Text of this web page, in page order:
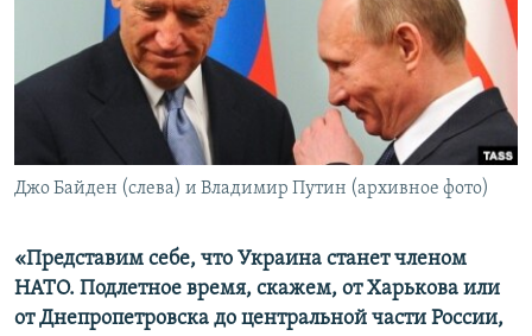
ПОБЕДИТЕЛЕЙ НЕ СУДЯТ?
КРЫМ.НЕПОКОРЕННЫЙ
УКРАИНСКАЯ ПРОБЛЕМА КРЫМА
ПРИСОЕДИНЯЙТЕСЬ!
Все сайты RFE/RL
Джо Байден (слева) и Владимир Путин (архивное фото)
«Представим себе, что Украина станет членом
НАТО. Подлетное время, скажем, от Харькова или
от Днепропетровска до центральной части России,